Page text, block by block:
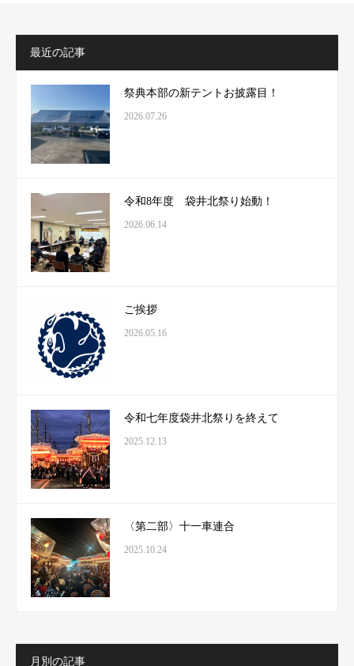
最近の記事
祭典本部の新テントお披露目！
2026.07.26
令和8年度 袋井北祭り始動！
2026.06.14
ご挨拶
2026.05.16
令和七年度袋井北祭りを終えて
2025.12.13
〈第二部〉十一車連合
2025.10.24
月別の記事